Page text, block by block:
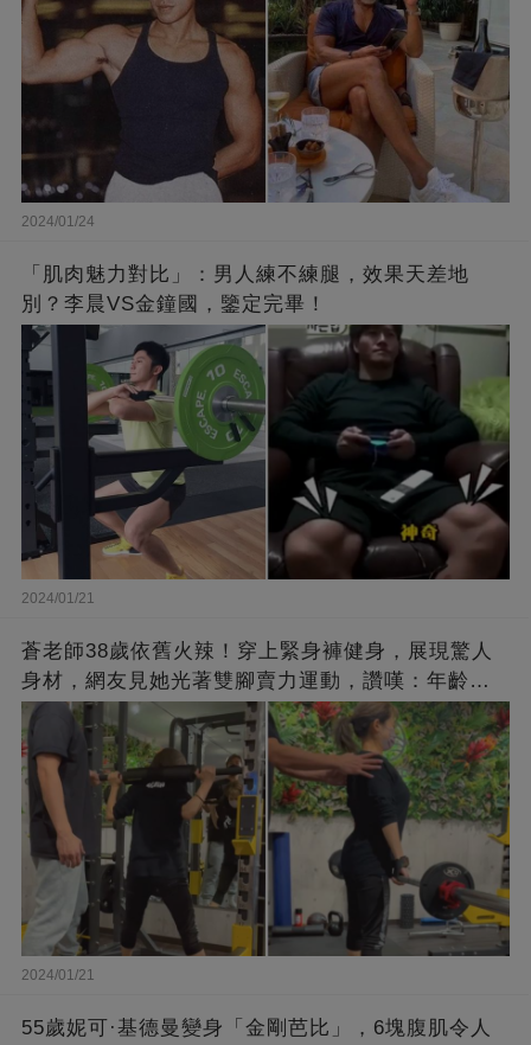
2024/01/24
「肌肉魅力對比」：男人練不練腿，效果天差地
別？李晨VS金鐘國，鑒定完畢！
2024/01/21
蒼老師38歲依舊火辣！穿上緊身褲健身，展現驚人
身材，網友見她光著雙腳賣力運動，讚嘆：年齡不
過是個數字！
2024/01/21
55歲妮可·基德曼變身「金剛芭比」，6塊腹肌令人